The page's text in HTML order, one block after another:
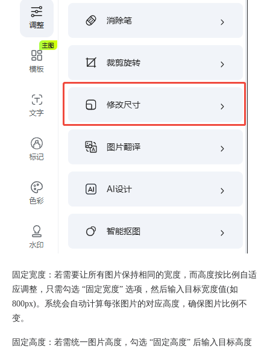
固定宽度：若需要让所有图片保持相同的宽度，而高度按比例自适
应调整，只需勾选 “固定宽度” 选项，然后输入目标宽度值(如
800px)。系统会自动计算每张图片的对应高度，确保图片比例不
变。
固定高度：若需统一图片高度，勾选 “固定高度” 后输入目标高度